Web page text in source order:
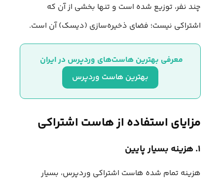
چند نفر، توزیع شده است و تنها بخشی از آن که
اشتراکی نیست؛ فضای ذخیره‌سازی (دیسک) آن است.
معرفی بهترین هاست‌های وردپرس در ایران
بهترین هاست وردپرس
مزایای استفاده از هاست اشتراکی
۱. هزینه بسیار پایین
هزینه تمام شده هاست اشتراکی وردپرس، بسیار